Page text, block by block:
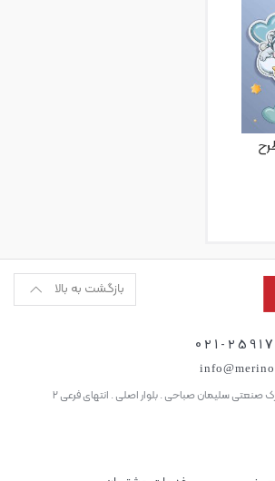
بازگشت به بالا
021-
کاشان - آران و بیدگل . شهرک صنعتی سلیمان صباحی . بلوار اصلی . انتهای فرعی ۲